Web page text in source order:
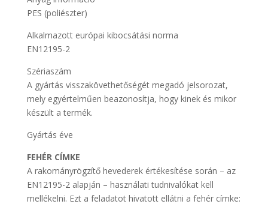
PES (poliészter)
Alkalmazott európai kibocsátási norma
EN12195-2
Szériaszám
A gyártás visszakövethetőségét megadó jelsorozat,
mely egyértelműen beazonosítja, hogy kinek és mikor
készült a termék.
Gyártás éve
FEHÉR CÍMKE
A rakományrögzítő hevederek értékesítése során – az
EN12195-2 alapján – használati tudnivalókat kell
mellékelni. Ezt a feladatot hivatott ellátni a fehér címke: